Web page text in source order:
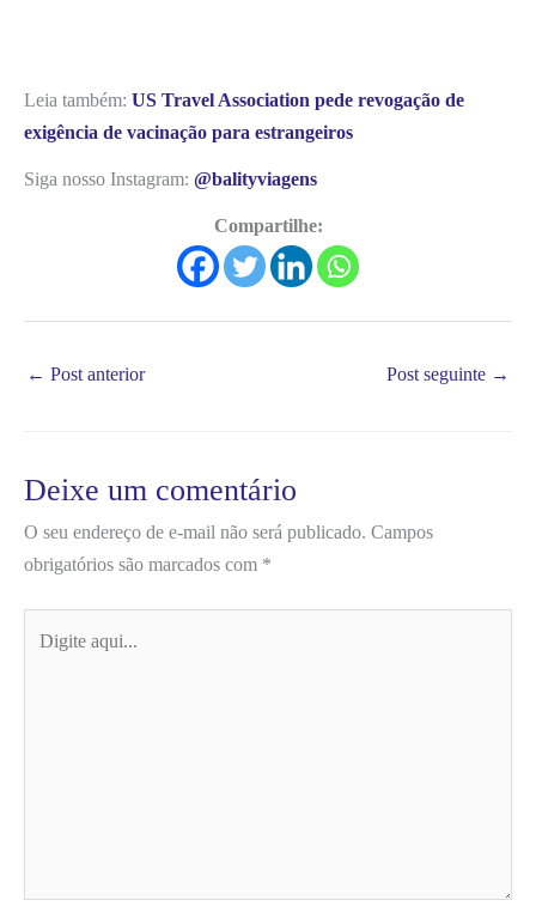
Leia também: US Travel Association pede revogação de
exigência de vacinação para estrangeiros
Siga nosso Instagram: @balityviagens
Compartilhe:
← Post anterior Post seguinte →
Deixe um comentário
O seu endereço de e-mail não será publicado. Campos
obrigatórios são marcados com *
aqui...